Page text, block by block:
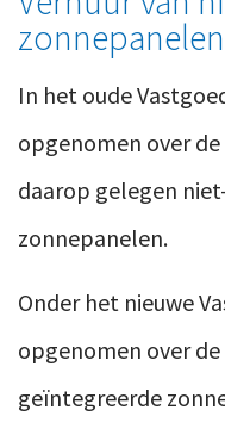
zonnepanelen
In het oude
opgenomen over
daarop gelegen
zonnepanelen.
Onder het nieuwe
opgenomen over
geïntegreerde